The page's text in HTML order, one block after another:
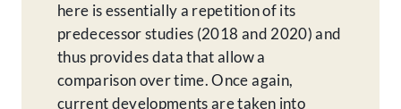
here is essentially a repetition of its
predecessor studies (2018 and 2020) and
thus provides data that allow a
comparison over time. Once again,
current developments are taken into